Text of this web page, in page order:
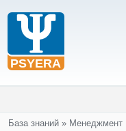
Вы здесь
База знаний » Менеджмент